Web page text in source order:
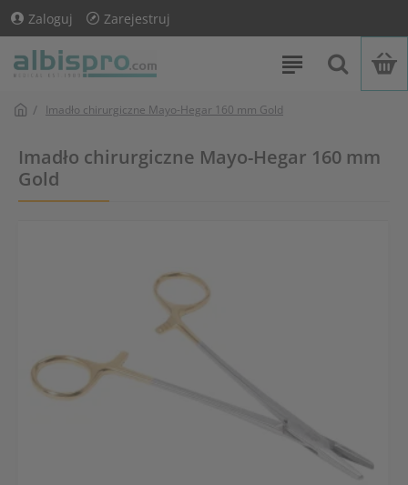
Zaloguj Zarejestruj
Imadło chirurgiczne Mayo-Hegar 160 mm Gold
Imadło chirurgiczne Mayo-Hegar 160 mm
Gold